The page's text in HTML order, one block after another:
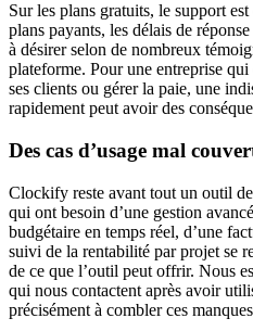
Sur les plans gratuits, le support
plans payants, les délais de
à désirer selon de nombreux
plateforme. Pour une entreprise
ses clients ou gérer la paie, une
rapidement peut avoir des
Des cas d’usage mal
Clockify reste avant tout un outil
qui ont besoin d’une gestion
budgétaire en temps réel, d’une
suivi de la rentabilité par projet se
de ce que l’outil peut offrir. Nous
qui nous contactent après avoir
précisément à combler ces